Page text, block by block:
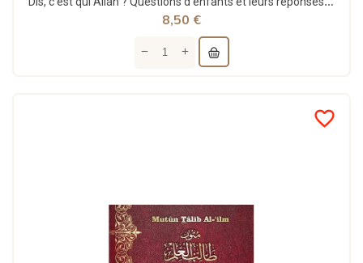
8,50 €
favorite_border